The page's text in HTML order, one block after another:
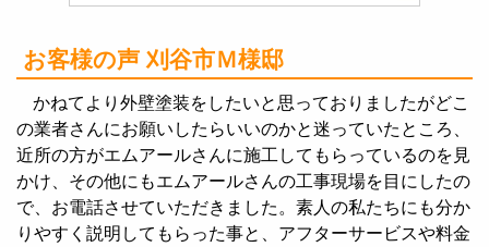
お客様の声 刈谷市Ｍ様邸
かねてより外壁塗装をしたいと思っておりましたがどこ
の業者さんにお願いしたらいいのかと迷っていたところ、
近所の方がエムアールさんに施工してもらっているのを見
かけ、その他にもエムアールさんの工事現場を目にしたの
で、お電話させていただきました。素人の私たちにも分か
りやすく説明してもらった事と、アフターサービスや料金